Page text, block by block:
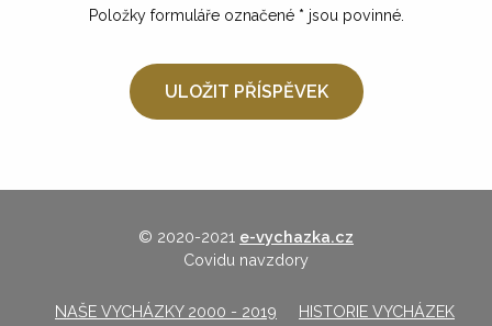
Položky formuláře označené * jsou povinné.
© 2020-2021 e-vychazka.cz
Covidu navzdory
NAŠE VYCHÁZKY 2000 - 2019 HISTORIE VYCHÁZEK